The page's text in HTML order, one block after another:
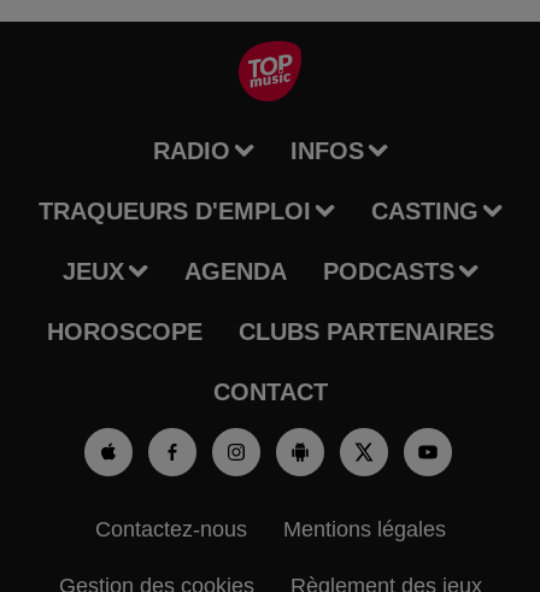
RADIO INFOS
TRAQUEURS D'EMPLOI CASTING
JEUX AGENDA PODCASTS
HOROSCOPE CLUBS PARTENAIRES
CONTACT
Contactez-nous Mentions légales
Gestion des cookies Règlement des jeux